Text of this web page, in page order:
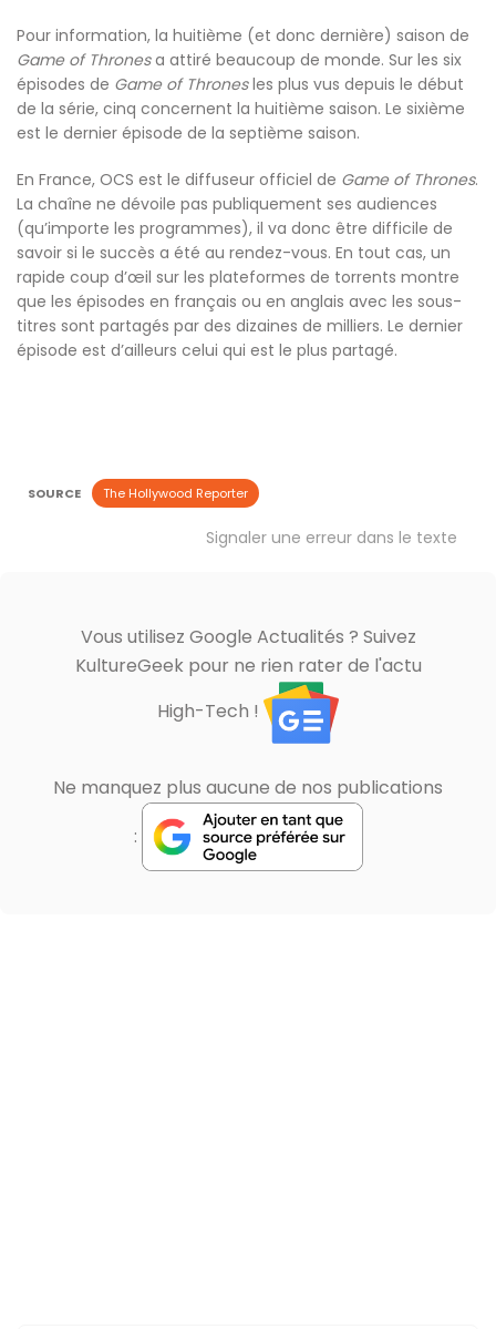
Pour information, la huitième (et donc dernière) saison de
Game of Thronesa attiré beaucoup de monde. Sur les six
épisodes de Game of Thronesles plus vus depuis le début
de la série, cinq concernent la huitième saison. Le sixième
est le dernier épisode de la septième saison.
En France, OCS est le diffuseur officiel de Game of Thrones.
La chaîne ne dévoile pas publiquement ses audiences
(qu’importe les programmes), il va donc être difficile de
savoir si le succès a été au rendez-vous. En tout cas, un
rapide coup d’œil sur les plateformes de torrents montre
que les épisodes en français ou en anglais avec les sous-
titres sont partagés par des dizaines de milliers. Le dernier
épisode est d’ailleurs celui qui est le plus partagé.
SOURCE The Hollywood Reporter
Signaler une erreur dans le texte
Vous utilisez Google Actualités ? Suivez
KultureGeek pour ne rien rater de l'actu
High-Tech !
Ne manquez plus aucune de nos publications
: